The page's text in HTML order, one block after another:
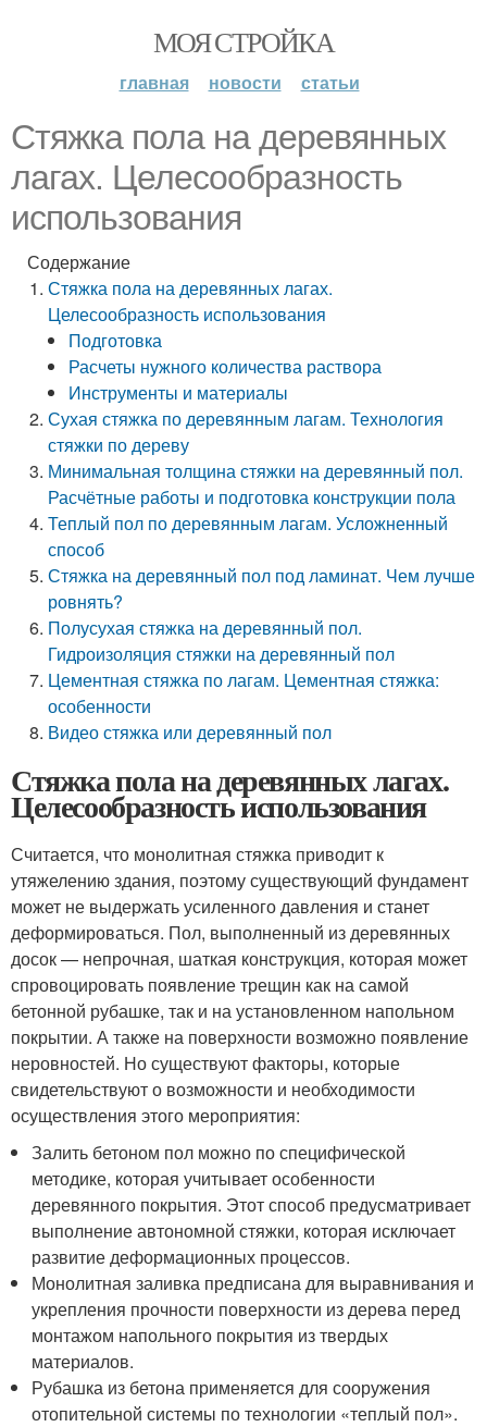
МОЯ СТРОЙКА
главная новости статьи
Стяжка пола на деревянных
лагах. Целесообразность
использования
Содержание
Стяжка пола на деревянных лагах.
Целесообразность использования
Подготовка
Расчеты нужного количества раствора
Инструменты и материалы
Сухая стяжка по деревянным лагам. Технология
стяжки по дереву
Минимальная толщина стяжки на деревянный пол.
Расчётные работы и подготовка конструкции пола
Теплый пол по деревянным лагам. Усложненный
способ
Стяжка на деревянный пол под ламинат. Чем лучше
ровнять?
Полусухая стяжка на деревянный пол.
Гидроизоляция стяжки на деревянный пол
Цементная стяжка по лагам. Цементная стяжка:
особенности
Видео стяжка или деревянный пол
Стяжка пола на деревянных лагах.
Целесообразность использования
Считается, что монолитная стяжка приводит к
утяжелению здания, поэтому существующий фундамент
может не выдержать усиленного давления и станет
деформироваться. Пол, выполненный из деревянных
досок — непрочная, шаткая конструкция, которая может
спровоцировать появление трещин как на самой
бетонной рубашке, так и на установленном напольном
покрытии. А также на поверхности возможно появление
неровностей. Но существуют факторы, которые
свидетельствуют о возможности и необходимости
осуществления этого мероприятия:
Залить бетоном пол можно по специфической
методике, которая учитывает особенности
деревянного покрытия. Этот способ предусматривает
выполнение автономной стяжки, которая исключает
развитие деформационных процессов.
Монолитная заливка предписана для выравнивания и
укрепления прочности поверхности из дерева перед
монтажом напольного покрытия из твердых
материалов.
Рубашка из бетона применяется для сооружения
отопительной системы по технологии «теплый пол».